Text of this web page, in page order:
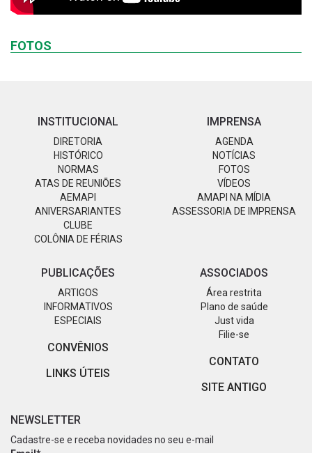
FOTOS
INSTITUCIONAL
DIRETORIA
HISTÓRICO
NORMAS
ATAS DE REUNIÕES
AEMAPI
ANIVERSARIANTES
CLUBE
COLÔNIA DE FÉRIAS
IMPRENSA
AGENDA
NOTÍCIAS
FOTOS
VÍDEOS
AMAPI NA MÍDIA
ASSESSORIA DE IMPRENSA
PUBLICAÇÕES
ARTIGOS
INFORMATIVOS
ESPECIAIS
CONVÊNIOS
LINKS ÚTEIS
ASSOCIADOS
Área restrita
Plano de saúde
Just vida
Filie-se
CONTATO
SITE ANTIGO
NEWSLETTER
Cadastre-se e receba novidades no seu e-mail